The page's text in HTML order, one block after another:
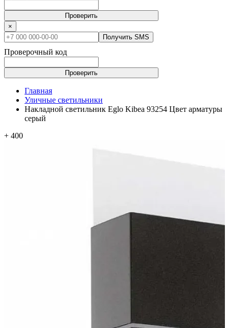
Проверить
×
Получить SMS
Проверочный код
Проверить
Главная
Уличные светильники
Накладной светильник Eglo Kibea 93254 Цвет арматуры
серый
+ 400